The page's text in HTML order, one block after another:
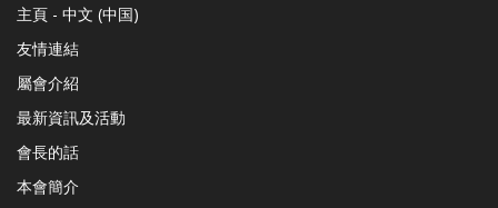
主頁 - 中文 (中国)
友情連結
屬會介紹
最新資訊及活動
會長的話
本會簡介